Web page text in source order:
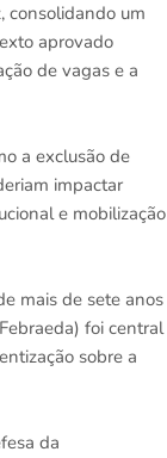
consolidando um
aprovado
de vagas e a
a exclusão de
impactar
e mobilização
mais de sete anos
foi central
sobre a
da